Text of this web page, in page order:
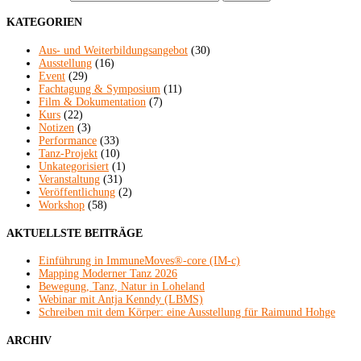
KATEGORIEN
Aus- und Weiterbildungsangebot (30)
Ausstellung (16)
Event (29)
Fachtagung & Symposium (11)
Film & Dokumentation (7)
Kurs (22)
Notizen (3)
Performance (33)
Tanz-Projekt (10)
Unkategorisiert (1)
Veranstaltung (31)
Veröffentlichung (2)
Workshop (58)
AKTUELLSTE BEITRÄGE
Einführung in ImmuneMoves®-core (IM-c)
Mapping Moderner Tanz 2026
Bewegung, Tanz, Natur in Loheland
Webinar mit Antja Kenndy (LBMS)
Schreiben mit dem Körper: eine Ausstellung für Raimund Hohge
ARCHIV